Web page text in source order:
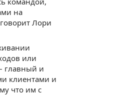
на
Лори
или
главный и
клиентами и
что им с